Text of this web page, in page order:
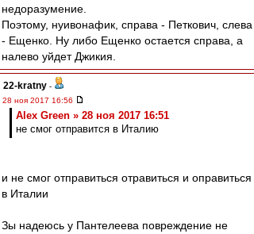
недоразумение.
Поэтому, нуивонафик, справа - Петкович, слева
- Ещенко. Ну либо Ещенко остается справа, а
налево уйдет Джикия.
22-kratny -
28 ноя 2017 16:56
Alex Green » 28 ноя 2017 16:51
не смог отправится в Италию
и не смог отправиться отравиться и оправиться
в Италии
Зы надеюсь у Пантелеева повреждение не